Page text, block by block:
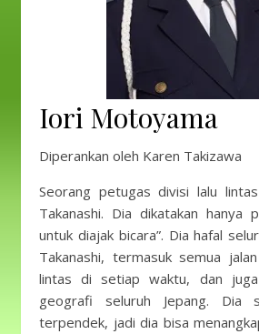
Iori Motoyama
Diperankan oleh Karen Takizawa
Seorang petugas divisi lalu
Takanashi. Dia dikatakan hanya
untuk diajak bicara”. Dia hafal
Takanashi, termasuk semua
lintas di setiap waktu, dan
geografi seluruh Jepang. Dia
terpendek, jadi dia bisa